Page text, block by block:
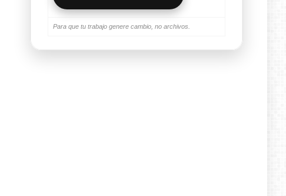
Para que tu trabajo genere cambio, no archivos.